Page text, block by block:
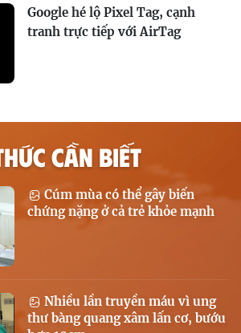
Google hé lộ Pixel Tag, cạnh
tranh trực tiếp với AirTag
CẦN BIẾT
Cúm mùa có thể gây biến
chứng nặng ở cả trẻ khỏe mạnh
Nhiều lần truyền máu vì ung
thư bàng quang xâm lấn cơ, bướu